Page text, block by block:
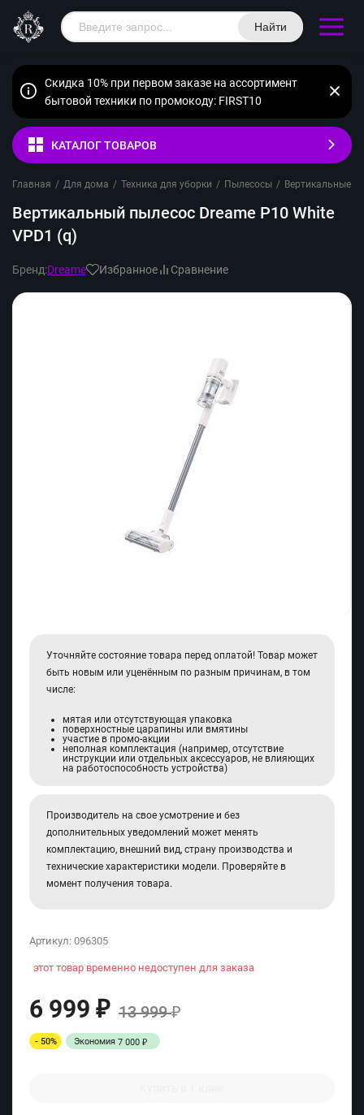
Найти
Скидка 10% при первом заказе на ассортимент
бытовой техники по промокоду: FIRST10
КАТАЛОГ ТОВАРОВ
Главная / Для дома / Техника для уборки / Пылесосы / Вертикальные
Вертикальный пылесос Dreame P10 White
VPD1 (q)
Бренд:Dreame Избранное Сравнение
Уточняйте состояние товара перед оплатой! Товар может
быть новым или уценённым по разным причинам, в том
числе:
мятая или отсутствующая упаковка
поверхностные царапины или вмятины
участие в промо-акции
неполная комплектация (например, отсутствие
инструкции или отдельных аксессуаров, не влияющих
на работоспособность устройства)
Производитель на свое усмотрение и без
дополнительных уведомлений может менять
комплектацию, внешний вид, страну производства и
технические характеристики модели. Проверяйте в
момент получения товара.
Артикул: 096305
этот товар временно недоступен для заказа
6 999 ₽ 13 999₽
- 50% Экономия 7 000 ₽